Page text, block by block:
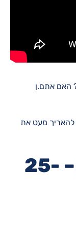
האם אתם.ן
להאריך מעט את
בעלי חיים ואנחנו – 25-